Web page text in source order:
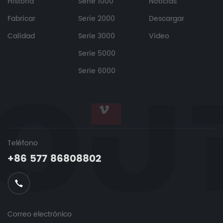
Fabricar
Calidad
Serie 2000
Serie 3000
Serie 5000
Serie 6000
Descargar
Video
Teléfono
+86 577 86808802
Correo electrónico